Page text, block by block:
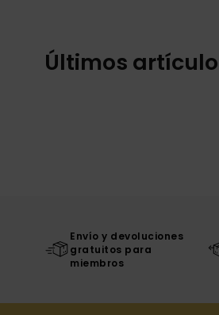
Últimos
Envío y devoluciones
gratuitos para
miembros